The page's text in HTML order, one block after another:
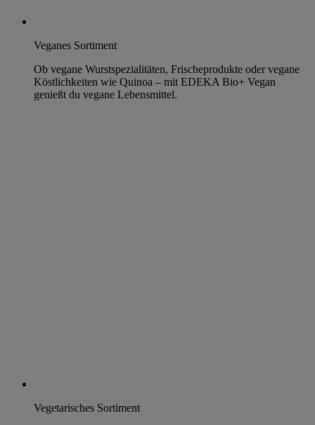
Veganes Sortiment
Ob vegane Wurstspezialitäten, Frischeprodukte oder vegane
Köstlichkeiten wie Quinoa – mit EDEKA Bio+ Vegan
genießt du vegane Lebensmittel.
Vegetarisches Sortiment